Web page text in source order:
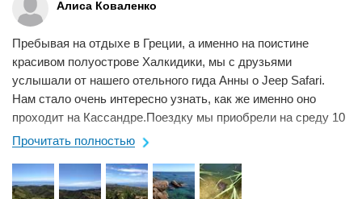
Алиса Коваленко
Пребывая на отдыхе в Греции, а именно на поистине
красивом полуострове Халкидики, мы с друзьями
услышали от нашего отельного гида Анны о Jeep Safari.
Нам стало очень интересно узнать, как же именно оно
проходит на Кассандре.Поездку мы приобрели на среду 10
августа и стали предвкушать грядущие ...
Прочитать полностью